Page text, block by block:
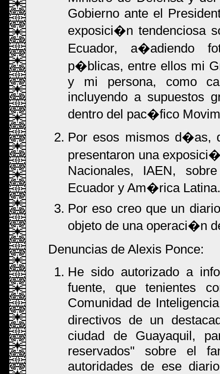
Gobierno ante el
exposici�n tendenciosa
Ecuador, a�adiendo
p�blicas, entre ellos mi
y mi persona, como
incluyendo a supuestos
dentro del pac�fico
Por esos mismos d�as,
presentaron una
Nacionales, IAEN,
Ecuador y Am�rica Latina.
Por eso creo que un
objeto de una operaci�n
Denuncias de Alexis Ponce:
He sido autorizado a
fuente, que tenientes
Comunidad de
directivos de un
ciudad de Guayaquil,
reservados" sobre el
autoridades de ese